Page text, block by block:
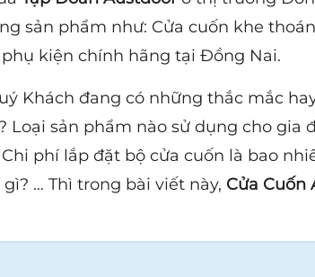
sản phẩm như: Cửa cuốn khe
phụ kiện chính hãng tại Đồng Nai.
Khách đang có những thắc mắc
Loại sản phẩm nào sử dụng cho gia
phí lắp đặt bộ cửa cuốn là bao
... Thì trong bài viết này, Cửa Cuốn